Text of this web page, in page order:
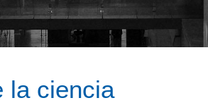
la ciencia